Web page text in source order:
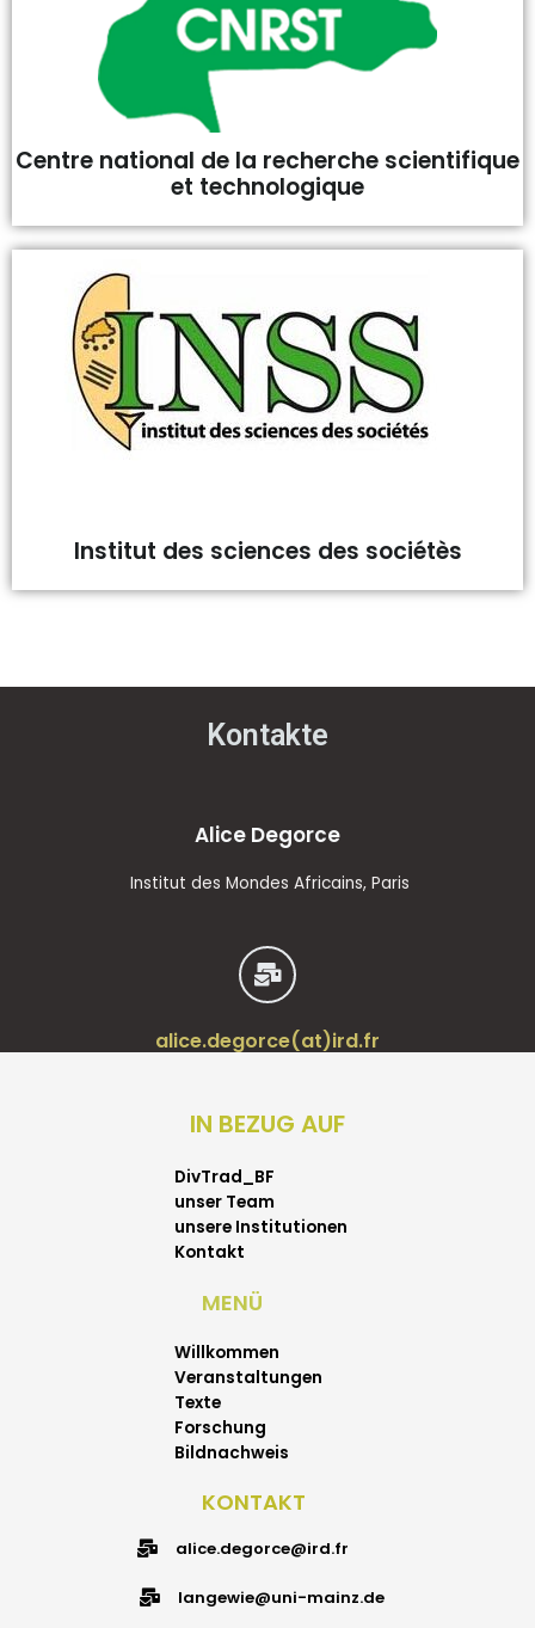
Centre national de la recherche scientifique
et technologique
Institut des sciences des sociétès
Kontakte
Alice Degorce
Institut des Mondes Africains, Paris
alice.degorce(at)ird.fr
Institut für Ethnologie und Afrikastudien, Johannes
langewie(at)uni-mainz.de
IN BEZUG AUF
DivTrad_BF
unser Team
unsere Institutionen
Kontakt
MENÜ
Willkommen
Veranstaltungen
Texte
Forschung
Bildnachweis
KONTAKT
alice.degorce@ird.fr
langewie@uni-mainz.de